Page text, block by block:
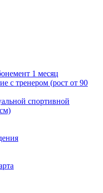
1 месяц
с тренером (рост от 90
спортивной